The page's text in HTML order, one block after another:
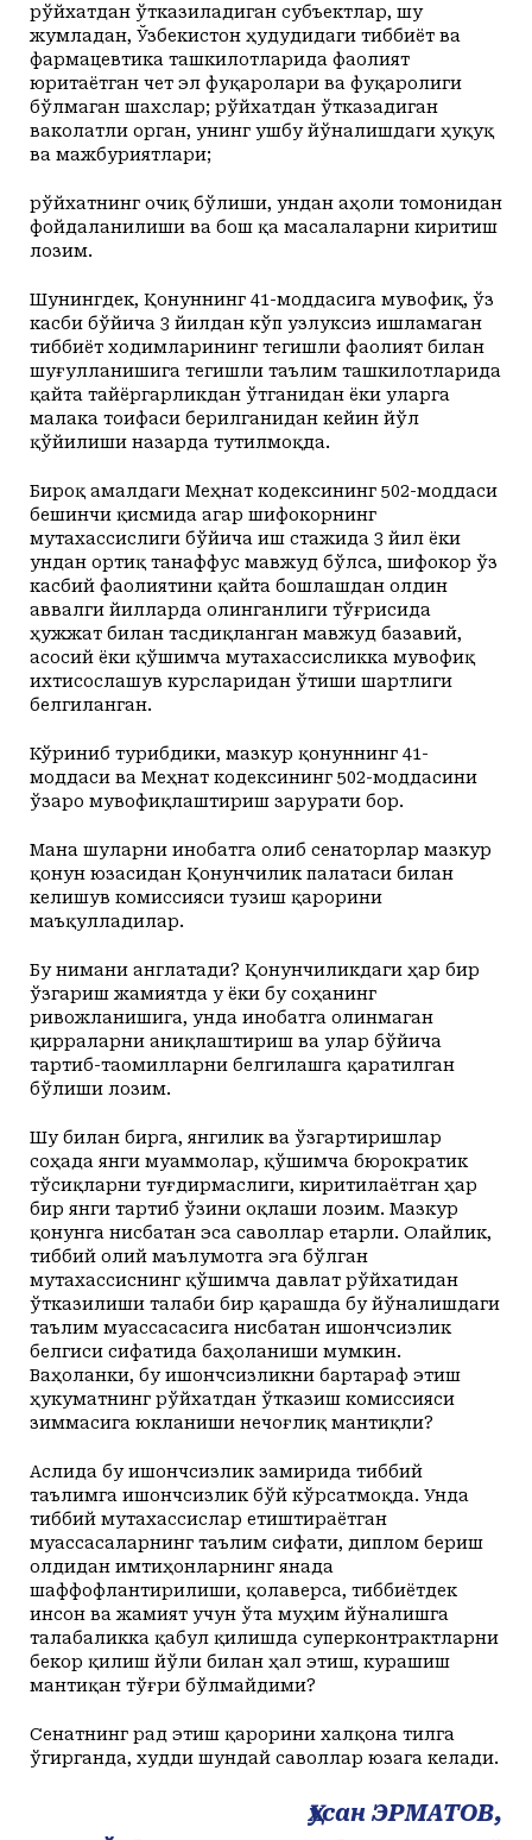
рўйхатдан ўтказиладиган субъектлар, шу
жумладан, Ўзбекистон ҳудудидаги тиббиёт ва
фармацевтика ташкилотларида фаолият
юритаётган чет эл фуқаролари ва фуқаролиги
бўлмаган шахслар; рўйхатдан ўтказадиган
ваколатли орган, унинг ушбу йўналишдаги ҳуқуқ
ва мажбуриятлари;
рўйхатнинг очиқ бўлиши, ундан аҳоли томонидан
фойдаланилиши ва бош қа масалаларни киритиш
лозим.
Шунингдек, Қонуннинг 41-моддасига мувофиқ, ўз
касби бўйича 3 йилдан кўп узлуксиз ишламаган
тиббиёт ходимларининг тегишли фаолият билан
шуғулланишига тегишли таълим ташкилотларида
қайта тайёргарликдан ўтганидан ёки уларга
малака тоифаси берилганидан кейин йўл
қўйилиши назарда тутилмоқда.
Бироқ амалдаги Меҳнат кодексининг 502-моддаси
бешинчи қисмида агар шифокорнинг
мутахассислиги бўйича иш стажида 3 йил ёки
ундан ортиқ танаффус мавжуд бўлса, шифокор ўз
касбий фаолиятини қайта бошлашдан олдин
аввалги йилларда олинганлиги тўғрисида
ҳужжат билан тасдиқланган мавжуд базавий,
асосий ёки қўшимча мутахассисликка мувофиқ
ихтисослашув курсларидан ўтиши шартлиги
белгиланган.
Кўриниб турибдики, мазкур қонуннинг 41-
моддаси ва Меҳнат кодексининг 502-моддасини
ўзаро мувофиқлаштириш зарурати бор.
Мана шуларни инобатга олиб сенаторлар мазкур
қонун юзасидан Қонунчилик палатаси билан
келишув комиссияси тузиш қарорини
маъқулладилар.
Бу нимани англатади? Қонунчиликдаги ҳар бир
ўзгариш жамиятда у ёки бу соҳанинг
ривожланишига, унда инобатга олинмаган
қирраларни аниқлаштириш ва улар бўйича
тартиб-таомилларни белгилашга қаратилган
бўлиши лозим.
Шу билан бирга, янгилик ва ўзгартиришлар
соҳада янги муаммолар, қўшимча бюрократик
тўсиқларни туғдирмаслиги, киритилаётган ҳар
бир янги тартиб ўзини оқлаши лозим. Мазкур
қонунга нисбатан эса саволлар етарли. Олайлик,
тиббий олий маълумотга эга бўлган
мутахассиснинг қўшимча давлат рўйхатидан
ўтказилиши талаби бир қарашда бу йўналишдаги
таълим муассасасига нисбатан ишончсизлик
белгиси сифатида баҳоланиши мумкин.
Ваҳоланки, бу ишончсизликни бартараф этиш
ҳукуматнинг рўйхатдан ўтказиш комиссияси
зиммасига юкланиши нечоғлиқ мантиқли?
Аслида бу ишончсизлик замирида тиббий
таълимга ишончсизлик бўй кўрсатмоқда. Унда
тиббий мутахассислар етиштираётган
муассасаларнинг таълим сифати, диплом бериш
олдидан имтиҳонларнинг янада
шаффофлантирилиши, қолаверса, тиббиётдек
инсон ва жамият учун ўта муҳим йўналишга
талабаликка қабул қилишда суперконтрактларни
бекор қилиш йўли билан ҳал этиш, курашиш
мантиқан тўғри бўлмайдими?
Сенатнинг рад этиш қарорини халқона тилга
ўгирганда, худди шундай саволлар юзага келади.
Ҳусан ЭРМАТОВ,